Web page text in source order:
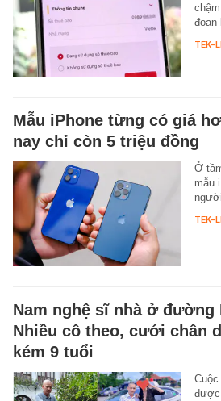
đoạn
TEK-
Mẫu iPhone từng có giá
nay chỉ còn 5 triệu đồng
Ở
mẫu
TEK-
Nam nghệ sĩ nhà ở đường
Nhiều cô theo, cưới chân
kém 9 tuổi
được